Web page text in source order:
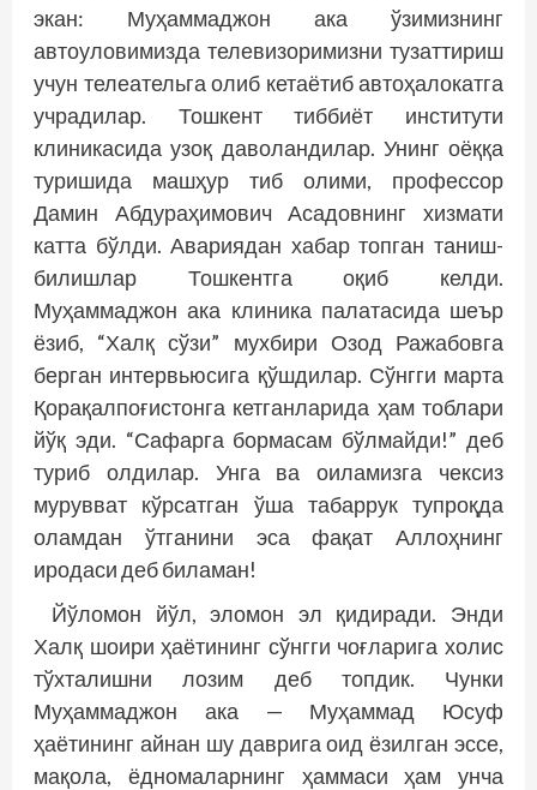
экан: Муҳаммаджон ака ўзимизнинг
автоуловимизда телевизоримизни тузаттириш
учун телеательга олиб кетаётиб автоҳалокатга
учрадилар. Тошкент тиббиёт инс­титути
клиникасида узоқ даволандилар. Унинг оёққа
туришида машҳур тиб олими, профессор
Дамин Абдураҳимович Асадовнинг хизмати
катта бўлди. Авариядан хабар топган таниш-
билишлар Тошкентга оқиб келди.
Муҳаммаджон ака клиника палатасида шеър
ёзиб, “Халқ сўзи” мухбири Озод Ражабовга
берган интервьюсига қўшдилар. Сўнгги марта
Қорақалпоғистонга кетганларида ҳам тоблари
йўқ эди. “Сафарга бормасам бўлмайди!” деб
туриб олдилар. Унга ва оиламизга чексиз
мурувват кўрсатган ўша табаррук тупроқда
оламдан ўтганини эса фақат Аллоҳнинг
иродаси деб биламан!
Йўломон йўл, эломон эл қидиради. Энди
Халқ шоири ҳаётининг сўнгги чоғларига холис
тўхталишни лозим деб топдик. Чунки
Муҳаммаджон ака — Муҳаммад Юсуф
ҳаётининг айнан шу даврига оид ёзилган эссе,
мақола, ёдномаларнинг ҳаммаси ҳам унча